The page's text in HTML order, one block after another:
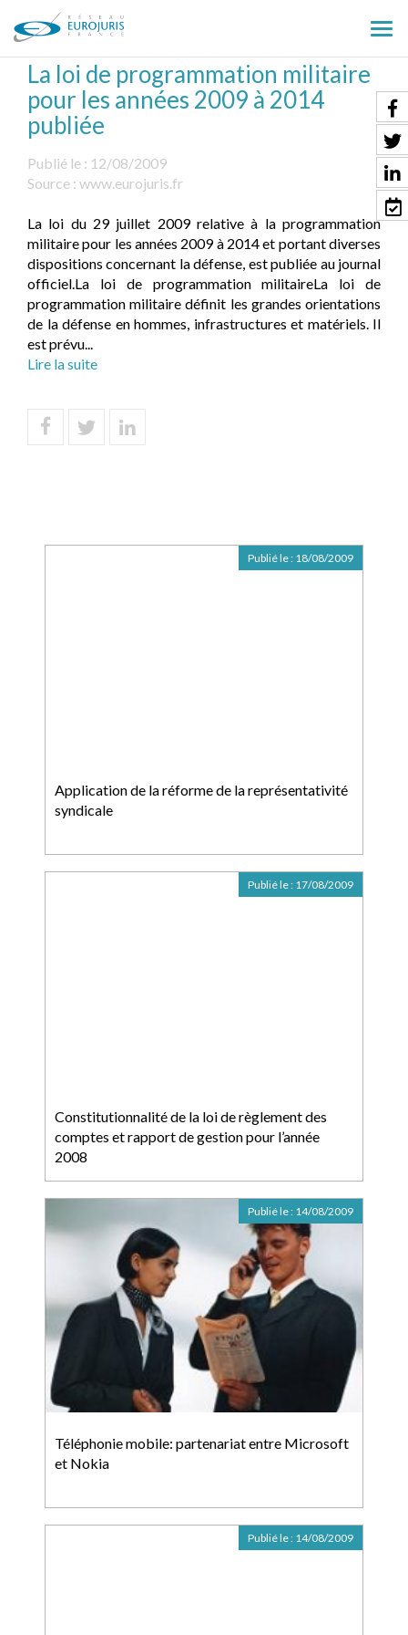
le
La loi de programmation militaire
pour les années 2009 à 2014
publiée
Publié le : 12/08/2009
Source : www.eurojuris.fr
La loi du 29 juillet 2009 relative à la programmation
militaire pour les années 2009 à 2014 et portant diverses
dispositions concernant la défense, est publiée au journal
officiel.La loi de programmation militaireLa loi de
programmation militaire définit les grandes orientations
de la défense en hommes, infrastructures et matériels. Il
est prévu...
Lire la suite
Application de la réforme de la représentativité
syndicale
Publié le : 18/08/2009
Constitutionnalité de la loi de règlement des
comptes et rapport de gestion pour l’année
2008
Publié le : 17/08/2009
Téléphonie mobile: partenariat entre Microsoft
et Nokia
Publié le : 14/08/2009
Publié le : 14/08/2009